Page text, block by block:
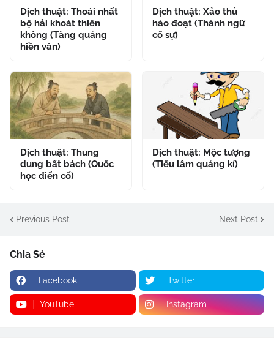
Dịch thuật: Thoái nhất
bộ hải khoát thiên
không (Tăng quảng
hiền văn)
Dịch thuật: Xảo thủ
hào đoạt (Thành ngữ
cố sự)
Dịch thuật: Thung
dung bất bách (Quốc
học điển cố)
Dịch thuật: Mộc tượng
(Tiếu lâm quảng kí)
Previous Post Next Post
Chia Sẻ
Facebook Twitter
YouTube Instagram